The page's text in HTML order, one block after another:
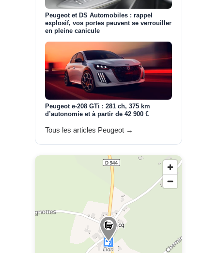
Peugeot et DS Automobiles : rappel
explosif, vos portes peuvent se verrouiller
en pleine canicule
Peugeot e-208 GTi : 281 ch, 375 km
d’autonomie et à partir de 42 900 €
Tous les articles Peugeot →